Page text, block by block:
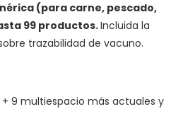
(para carne, pescado,
99 productos.Incluida la
trazabilidad de vacuno.
9 multiespacio más actuales y